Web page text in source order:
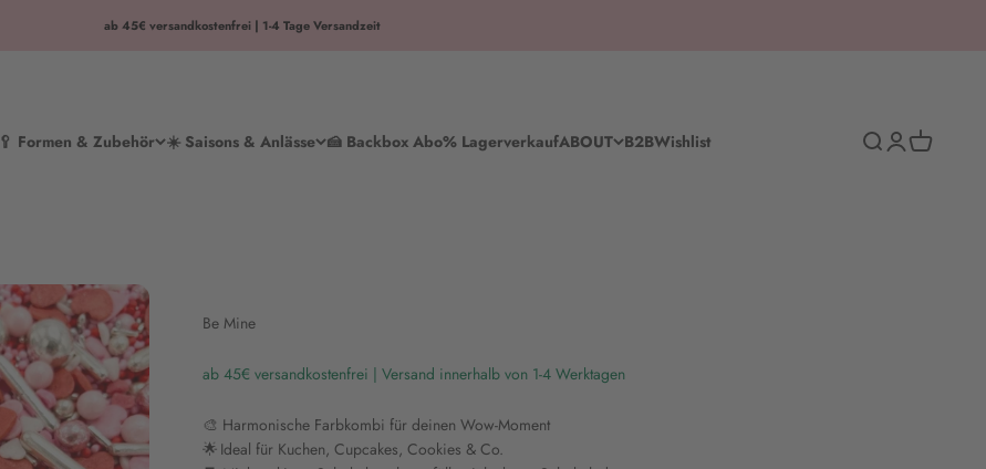
ab 45€ versandkostenfrei | 1-4 Tage Versandzeit
🥄 Formen & Zubehör ☀️ Saisons & Anlässe 🍰 Backbox Abo% LagerverkaufABOUT B2BWishlist SucheAnmelden
Warenkorb
Be Mine
ab 45€ versandkostenfrei | Versand innerhalb von 1-4 Werktagen
🎨 Harmonische Farbkombi für deinen Wow-Moment
🌟 Ideal für Kuchen, Cupcakes, Cookies & Co.